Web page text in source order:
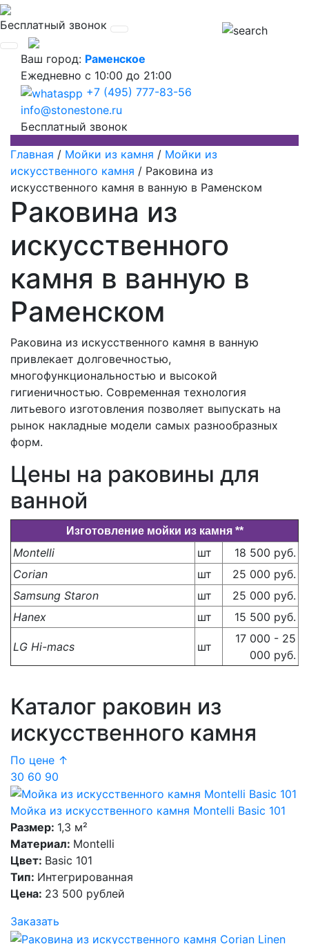
Бесплатный звонок
Ваш город: Раменское
Ежедневно с 10:00 до 21:00
+7 (495) 777-83-56
info@stonestone.ru
Бесплатный звонок
Главная / Мойки из камня / Мойки из
искусственного камня / Раковина из
искусственного камня в ванную в Раменском
Раковина из
искусственного
камня в ванную в
Раменском
Раковина из искусственного камня в ванную
привлекает долговечностью,
многофункциональностью и высокой
гигиеничностью. Современная технология
литьевого изготовления позволяет выпускать на
рынок накладные модели самых разнообразных
форм.
Цены на раковины для
ванной
Изготовление мойки из камня **
Montelli шт
18 500 руб.
Corian
шт
25 000 руб.
Samsung Staron
шт
25 000 руб.
Hanex
шт 15 500 руб.
LG Hi-macs шт
17 000 - 25
000 руб.
Каталог раковин из
искусственного камня
По цене ↑
30 60 90
Мойка из искусственного камня Montelli Basic 101
Размер: 1,3 м²
Материал: Montelli
Цвет: Basic 101
Тип: Интегрированная
Цена: 23 500 рублей
Заказать